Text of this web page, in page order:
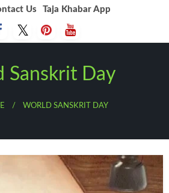
Us Taja Khabar App
Sanskrit Day
WORLD SANSKRIT DAY